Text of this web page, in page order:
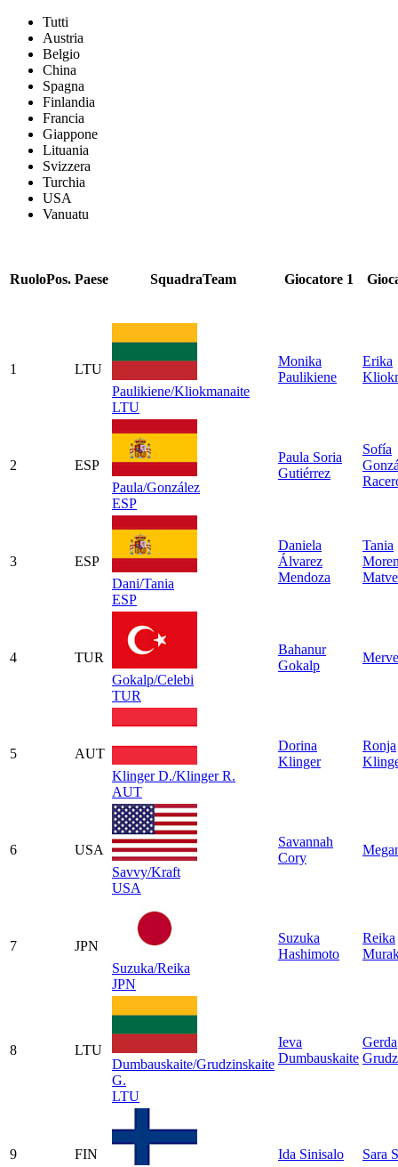
Tutti
Austria
Belgio
China
Spagna
Finlandia
Francia
Giappone
Lituania
Svizzera
Turchia
USA
Vanuatu
RuoloPos. Paese SquadraTeam Giocatore 1
1
LTU
Paulikiene/Kliokmanaite
LTU
Monika
Paulikiene
Erika
2
ESP
Paula/González
ESP
Paula Soria
Gutiérrez
Sofía
3
ESP
Dani/Tania
ESP
Daniela
Álvarez
Mendoza
Tania
4
TUR
Gokalp/Celebi
TUR
Bahanur
Gokalp
5
AUT
Klinger D./Klinger R.
AUT
Dorina
Klinger
Ronja
6
USA
Savvy/Kraft
USA
Savannah
Cory
7
JPN
Suzuka/Reika
JPN
Suzuka
Hashimoto
Reika
8
LTU
Dumbauskaite/Grudzinskaite
G.
LTU
Ieva
Dumbauskaite
Gerda
9
FIN
Ida Sinisalo Sara